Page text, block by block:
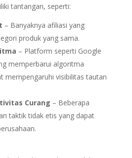
tantangan, seperti:
– Banyaknya afiliasi yang
produk yang sama.
– Platform seperti Google
memperbarui algoritma
mempengaruhi visibilitas tautan
Curang – Beberapa
taktik tidak etis yang dapat